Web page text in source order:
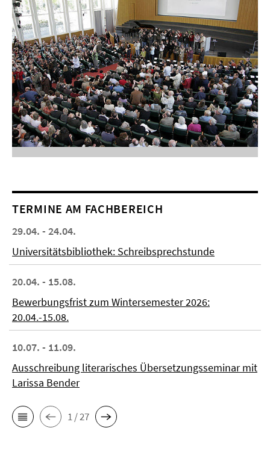
TERMINE AM FACHBEREICH
29.04. - 24.04.
Universitätsbibliothek: Schreibsprechstunde
20.04. - 15.08.
Bewerbungsfrist zum Wintersemester 2026:
20.04.-15.08.
10.07. - 11.09.
Ausschreibung literarisches Übersetzungsseminar mit
Larissa Bender
1 / 27